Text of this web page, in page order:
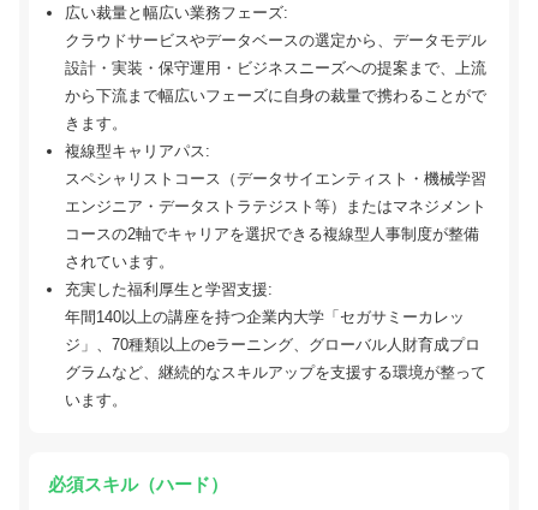
広い裁量と幅広い業務フェーズ:
クラウドサービスやデータベースの選定から、データモデル
設計・実装・保守運用・ビジネスニーズへの提案まで、上流
から下流まで幅広いフェーズに自身の裁量で携わることがで
きます。
複線型キャリアパス:
スペシャリストコース（データサイエンティスト・機械学習
エンジニア・データストラテジスト等）またはマネジメント
コースの2軸でキャリアを選択できる複線型人事制度が整備
されています。
充実した福利厚生と学習支援:
年間140以上の講座を持つ企業内大学「セガサミーカレッ
ジ」、70種類以上のeラーニング、グローバル人財育成プロ
グラムなど、継続的なスキルアップを支援する環境が整って
います。
必須スキル（ハード）